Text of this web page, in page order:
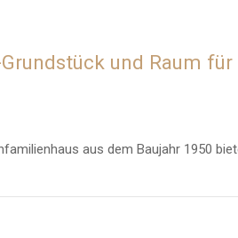
und Raum
aus dem Baujahr 1950